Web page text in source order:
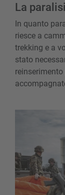
La
In quanto
riesce a
trekking e a
stato